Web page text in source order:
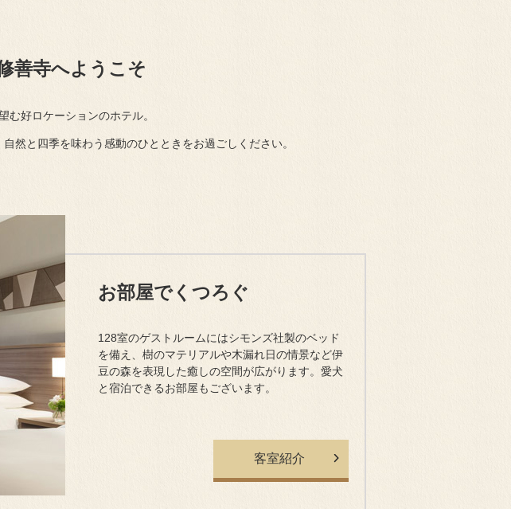
善寺へようこそ
む好ロケーションのホテル。
然と四季を味わう感動のひとときをお過ごしください。
お部屋でくつろぐ
128室のゲストルームにはシモンズ社製のベッド
を備え、樹のマテリアルや木漏れ日の情景など伊
豆の森を表現した癒しの空間が広がります。愛犬
と宿泊できるお部屋もございます。
客室紹介